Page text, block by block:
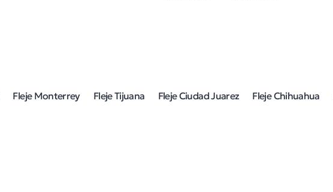
Fleje Monterrey Fleje Tijuana Fleje Ciudad Juarez Fleje Chihuahua